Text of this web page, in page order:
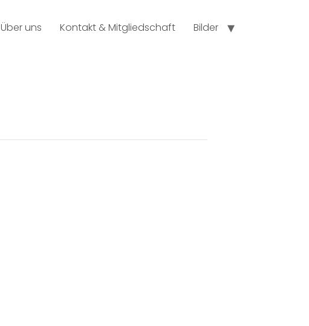
Über uns Kontakt & Mitgliedschaft Bilder